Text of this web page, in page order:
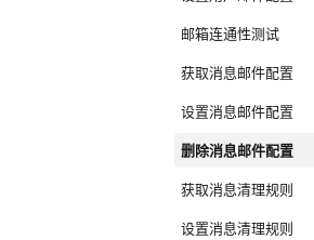
邮箱连通性测试
获取消息邮件配置
设置消息邮件配置
删除消息邮件配置
获取消息清理规则
设置消息清理规则